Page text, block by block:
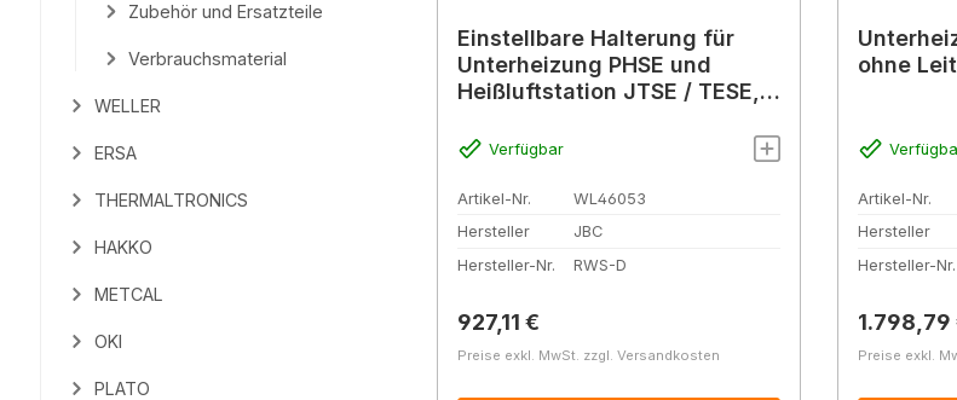
Zubehör und Ersatzteile
Verbrauchsmaterial
WELLER
ERSA
THERMALTRONICS
HAKKO
METCAL
OKI
PLATO
Einstellbare Halterung für
Unterheizung PHSE und
Heißluftstation JTSE / TESE,
Verfügbar
Artikel-Nr.
WL46053
Hersteller
JBC
Hersteller-Nr.
RWS-D
Regulärer Preis:
927,11 €
Preise exkl. MwSt. zzgl. Versandkosten
ohne
Artikel-Nr.
Hersteller
Hersteller-Nr.
Regulärer
1.798,79
Preise exkl.